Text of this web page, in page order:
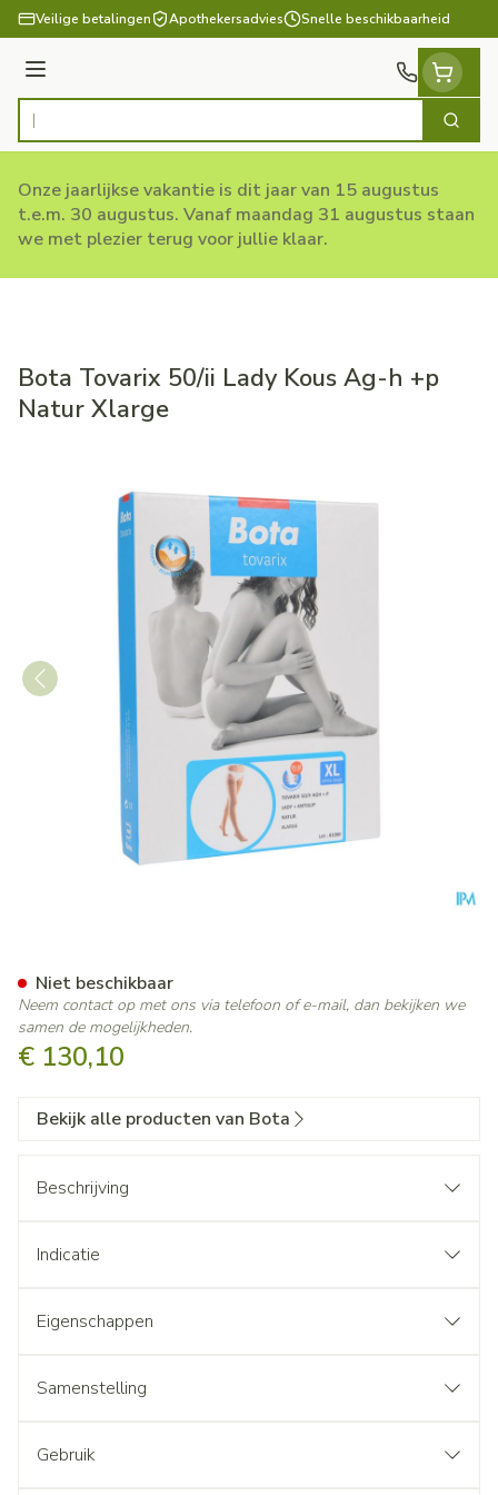
Ga naar de inhoud
Veilige betalingen Apothekersadvies Snelle beschikbaarheid
Menu
Product, merk, categorie... Zoek
Onze jaarlijkse vakantie is dit jaar van 15 augustus
t.e.m. 30 augustus. Vanaf maandag 31 augustus staan
we met plezier terug voor jullie klaar.
Bota Tovarix 50/ii Lady Kous Ag-h +p
Natur Xlarge
€ 130,10
Niet beschikbaar
Neem contact op met ons via telefoon of e-mail, dan bekijken we
samen de mogelijkheden.
Bekijk alle producten van Bota
Beschrijving
Indicatie
Eigenschappen
Samenstelling
Gebruik